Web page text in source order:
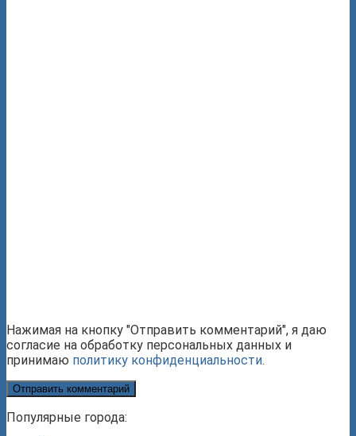
Нажимая на кнопку "Отправить комментарий", я даю
согласие на обработку персональных данных и
принимаю политику конфиденциальности.
Популярные города: